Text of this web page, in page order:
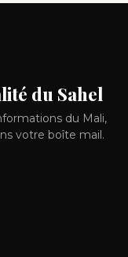
du Sahel
du Mali,
votre boîte mail.